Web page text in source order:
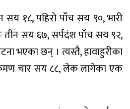
सय १८, पहिरो पाँच सय ९०, भारी
तीन सय ६७, सर्पदंश पाँच सय ९२,
भएका छन् । त्यस्तै, हावाहुरीका
चार सय ८८, लेक लागेका एक